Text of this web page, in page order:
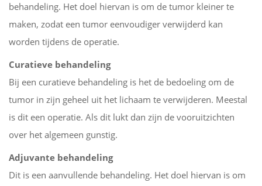
behandeling. Het doel hiervan is om de tumor kleiner te
maken, zodat een tumor eenvoudiger verwijderd kan
worden tijdens de operatie.
Curatieve behandeling
Bij een curatieve behandeling is het de bedoeling om de
tumor in zijn geheel uit het lichaam te verwijderen. Meestal
is dit een operatie. Als dit lukt dan zijn de vooruitzichten
over het algemeen gunstig.
Adjuvante behandeling
Dit is een aanvullende behandeling. Het doel hiervan is om